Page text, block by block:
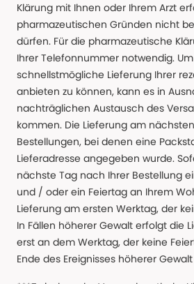
Klärung mit Ihnen oder Ihrem Arzt
pharmazeutischen Gründen nicht
dürfen. Für die pharmazeutische
Ihrer Telefonnummer notwendig.
schnellstmögliche Lieferung Ihrer
anbieten zu können, kann es in
nachträglichen Austausch des
kommen. Die Lieferung am
Bestellungen, bei denen eine
Lieferadresse angegeben wurde.
nächste Tag nach Ihrer Bestellung
und / oder ein Feiertag an Ihrem
Lieferung am ersten Werktag, der
In Fällen höherer Gewalt erfolgt die
erst an dem Werktag, der keine
Ende des Ereignisses höherer